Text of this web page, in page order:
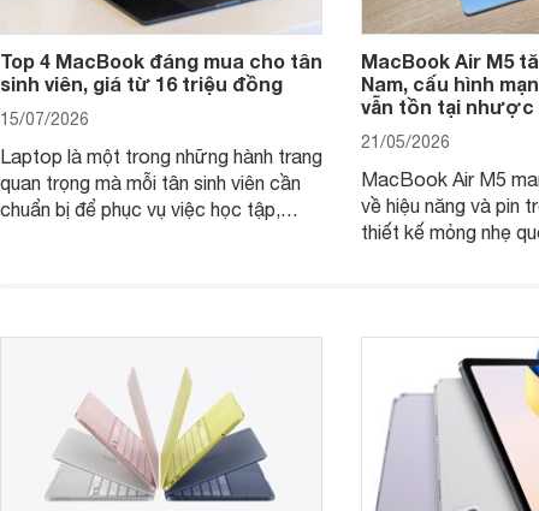
Top 4 MacBook đáng mua cho tân
sinh viên, giá từ 16 triệu đồng
15/07/2026
Laptop là một trong những hành trang
quan trọng mà mỗi tân sinh viên cần
chuẩn bị để phục vụ việc học tập,
MacBook đáng cân nhắc dành cho
MacBook Air M5
Nam, cấu hình
vẫn tồn tại nhược
21/05/2026
MacBook Air M5
về hiệu năng và pin
thiết kế mỏng nhẹ